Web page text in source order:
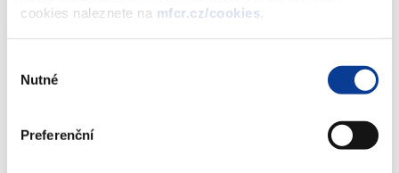
cookies naleznete na mfcr.cz/cookies.
souhlasu
Nutné
Preferenční